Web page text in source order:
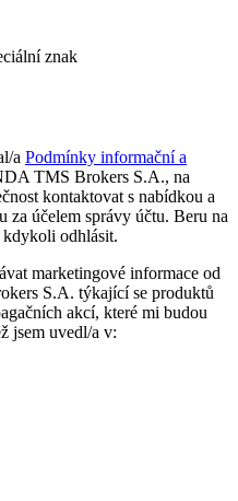
znak
a Podmínky informační a
TMS Brokers S.A., na
kontaktovat s nabídkou a
účelem správy účtu. Beru na
kdykoli odhlásit.
marketingové informace od
S.A. týkající se produktů
akcí, které mi budou
jsem uvedl/a v: